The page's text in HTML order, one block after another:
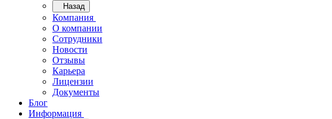
Назад
Компания
О компании
Сотрудники
Новости
Отзывы
Карьера
Лицензии
Документы
Блог
Информация